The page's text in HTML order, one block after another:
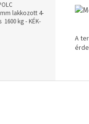
mm lakkozott 4-
kg - KÉK-
A